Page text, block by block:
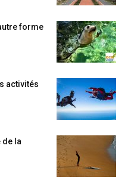
forme
activités
de la